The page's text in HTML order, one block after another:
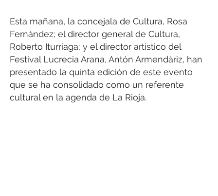
Esta mañana, la concejala de Cultura, Rosa
Fernández; el director general de Cultura,
Roberto Iturriaga; y el director artístico del
Festival Lucrecia Arana, Antón Armendáriz, han
presentado la quinta edición de este evento
que se ha consolidado como un referente
cultural en la agenda de La Rioja.